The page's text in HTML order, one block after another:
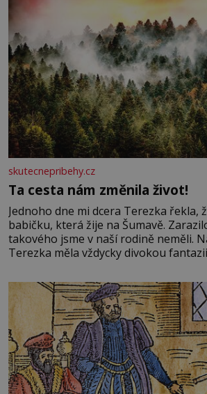
skutecnepribehy.cz
Ta cesta nám změnila život!
Jednoho dne mi dcera Terezka řekla,
babičku, která žije na Šumavě.
takového jsme v naší rodině neměli.
Terezka měla vždycky divokou
zdálo o jednorožcích, krásných
rytířích a létajících dracích.